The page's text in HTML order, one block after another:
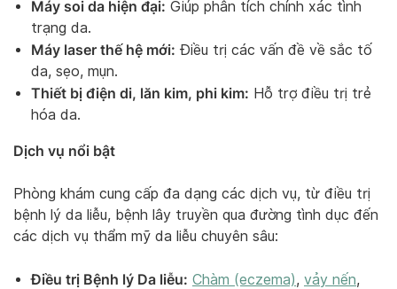
Máy soi da hiện đại: Giúp phân tích chính xác tình
trạng da.
Máy laser thế hệ mới: Điều trị các vấn đề về sắc tố
da, sẹo, mụn.
Thiết bị điện di, lăn kim, phi kim: Hỗ trợ điều trị trẻ
hóa da.
Dịch vụ nổi bật
Phòng khám cung cấp đa dạng các dịch vụ, từ điều trị
bệnh lý da liễu, bệnh lây truyền qua đường tình dục đến
các dịch vụ thẩm mỹ da liễu chuyên sâu:
Điều trị Bệnh lý Da liễu: Chàm (eczema), vảy nến,